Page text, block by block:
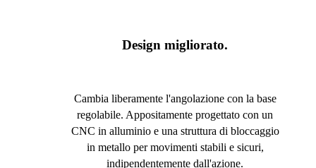
Design migliorato.
Cambia liberamente l'angolazione con la base
regolabile. Appositamente progettato con un
CNC in alluminio e una struttura di bloccaggio
in metallo per movimenti stabili e sicuri,
indipendentemente dall'azione.